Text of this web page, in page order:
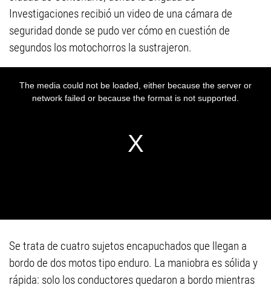
Investigaciones recibió un video de una cámara de
seguridad donde se pudo ver cómo en cuestión de
segundos los motochorros la sustrajeron.
Se trata de cuatro sujetos encapuchados que llegan a
bordo de dos motos tipo enduro. La maniobra es sólida y
rápida: solo los conductores quedaron a bordo mientras